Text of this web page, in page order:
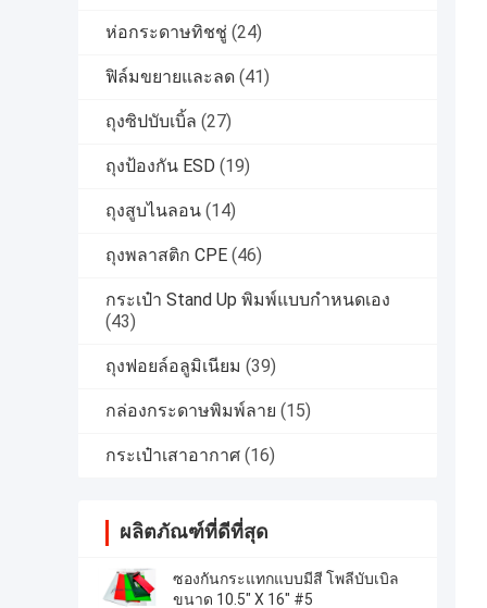
ห่อกระดาษทิชชู่ (24)
ฟิล์มขยายและลด (41)
ถุงซิปบับเบิ้ล (27)
ถุงป้องกัน ESD (19)
ถุงสูบไนลอน (14)
ถุงพลาสติก CPE (46)
กระเป๋า Stand Up พิมพ์แบบกำหนดเอง
(43)
ถุงฟอยล์อลูมิเนียม (39)
กล่องกระดาษพิมพ์ลาย (15)
กระเป๋าเสาอากาศ (16)
ผลิตภัณฑ์ที่ดีที่สุด
ซองกันกระแทกแบบมีสี โพลีบับเบิล
ขนาด 10.5" X 16" #5